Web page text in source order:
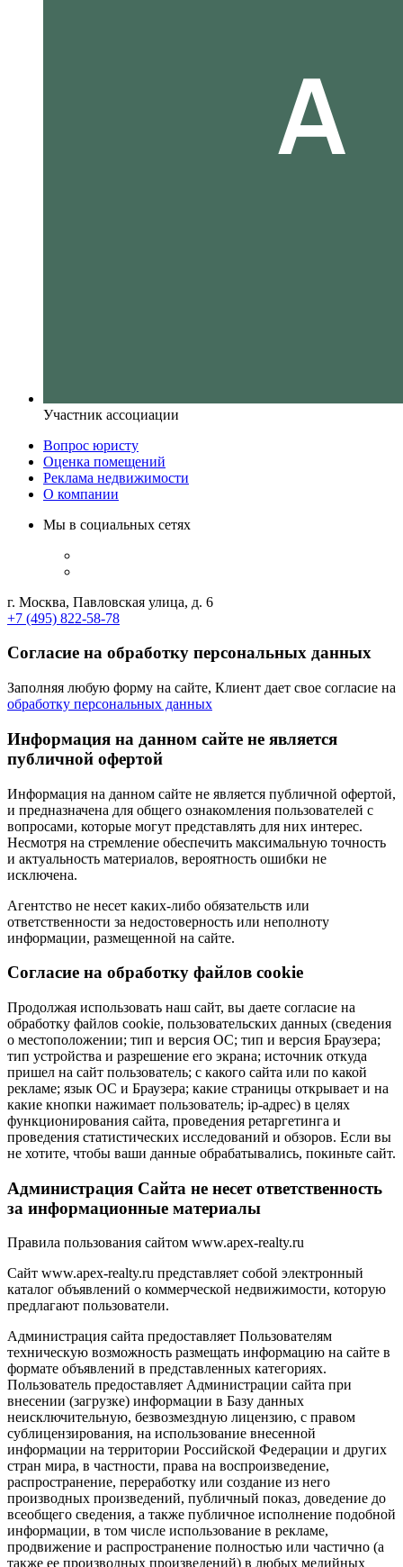
Участник ассоциации
Вопрос юристу
Оценка помещений
Реклама недвижимости
О компании
Мы в социальных сетях
г. Москва, Павловская улица, д. 6
+7 (495) 822-58-78
Согласие на обработку персональных данных
Заполняя любую форму на сайте, Клиент дает свое согласие на
обработку персональных данных
Информация на данном сайте не является
публичной офертой
Информация на данном сайте не является публичной офертой,
и предназначена для общего ознакомления пользователей с
вопросами, которые могут представлять для них интерес.
Несмотря на стремление обеспечить максимальную точность
и актуальность материалов, вероятность ошибки не
исключена.
Агентство не несет каких-либо обязательств или
ответственности за недостоверность или неполноту
информации, размещенной на сайте.
Cогласие на обработку файлов cookie
Продолжая использовать наш сайт, вы даете согласие на
обработку файлов cookie, пользовательских данных (сведения
о местоположении; тип и версия ОС; тип и версия Браузера;
тип устройства и разрешение его экрана; источник откуда
пришел на сайт пользователь; с какого сайта или по какой
рекламе; язык ОС и Браузера; какие страницы открывает и на
какие кнопки нажимает пользователь; ip-адрес) в целях
функционирования сайта, проведения ретаргетинга и
проведения статистических исследований и обзоров. Если вы
не хотите, чтобы ваши данные обрабатывались, покиньте сайт.
Администрация Сайта не несет ответственность
за информационные материалы
Правила пользования сайтом www.apex-realty.ru
Сайт www.apex-realty.ru представляет собой электронный
каталог объявлений о коммерческой недвижимости, которую
предлагают пользователи.
Администрация сайта предоставляет Пользователям
техническую возможность размещать информацию на сайте в
формате объявлений в представленных категориях.
Пользователь предоставляет Администрации сайта при
внесении (загрузке) информации в Базу данных
неисключительную, безвозмездную лицензию, с правом
сублицензирования, на использование внесенной
информации на территории Российской Федерации и других
стран мира, в частности, права на воспроизведение,
распространение, переработку или создание из него
производных произведений, публичный показ, доведение до
всеобщего сведения, а также публичное исполнение подобной
информации, в том числе использование в рекламе,
продвижение и распространение полностью или частично (а
также ее производных произведений) в любых медийных